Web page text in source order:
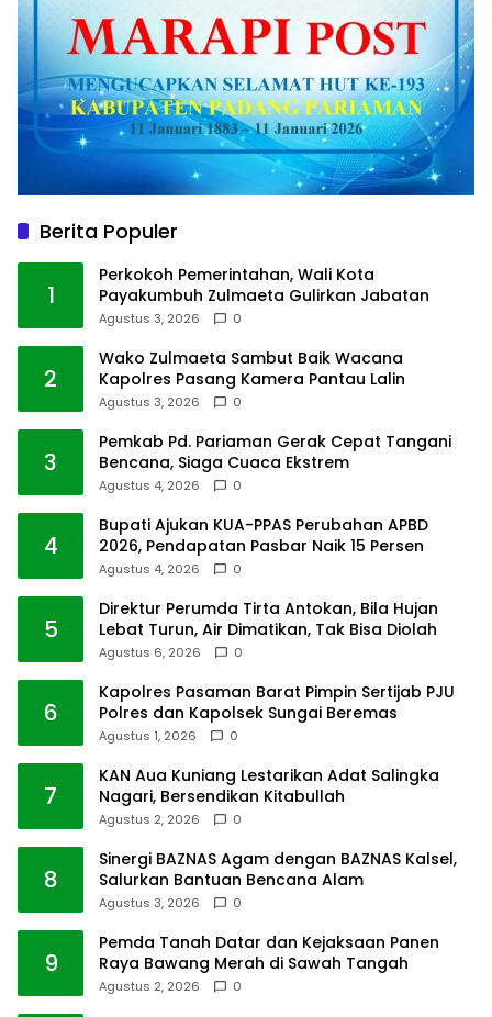
Berita Populer
1
Perkokoh Pemerintahan, Wali Kota
Payakumbuh Zulmaeta Gulirkan Jabatan
Agustus 3, 2026 0
2
Wako Zulmaeta Sambut Baik Wacana
Kapolres Pasang Kamera Pantau Lalin
Agustus 3, 2026 0
3
Pemkab Pd. Pariaman Gerak Cepat Tangani
Bencana, Siaga Cuaca Ekstrem
Agustus 4, 2026 0
4
Bupati Ajukan KUA-PPAS Perubahan APBD
2026, Pendapatan Pasbar Naik 15 Persen
Agustus 4, 2026 0
5
Direktur Perumda Tirta Antokan, Bila Hujan
Lebat Turun, Air Dimatikan, Tak Bisa Diolah
Agustus 6, 2026 0
6
Kapolres Pasaman Barat Pimpin Sertijab PJU
Polres dan Kapolsek Sungai Beremas
Agustus 1, 2026 0
7
KAN Aua Kuniang Lestarikan Adat Salingka
Nagari, Bersendikan Kitabullah
Agustus 2, 2026 0
8
Sinergi BAZNAS Agam dengan BAZNAS Kalsel,
Salurkan Bantuan Bencana Alam
Agustus 3, 2026 0
9
Pemda Tanah Datar dan Kejaksaan Panen
Raya Bawang Merah di Sawah Tangah
Agustus 2, 2026 0